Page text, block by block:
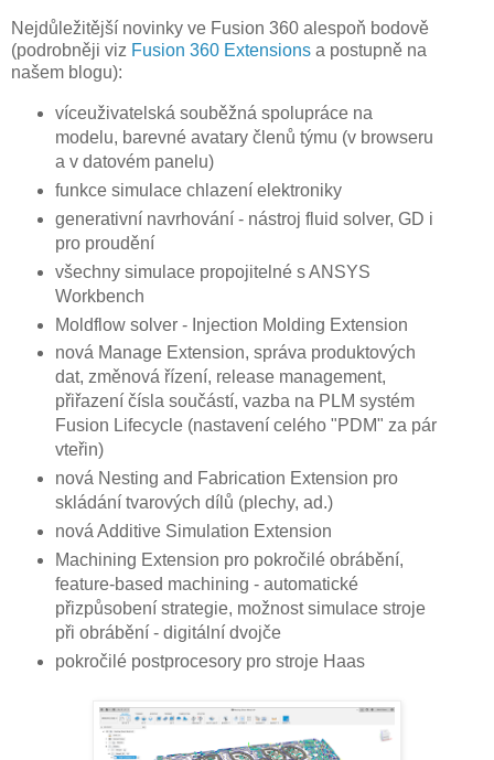
Nejdůležitější novinky ve Fusion 360 alespoň bodově
(podrobněji viz Fusion 360 Extensions a postupně na
našem blogu):
víceuživatelská souběžná spolupráce na
modelu, barevné avatary členů týmu (v browseru
a v datovém panelu)
funkce simulace chlazení elektroniky
generativní navrhování - nástroj fluid solver, GD i
pro proudění
všechny simulace propojitelné s ANSYS
Workbench
Moldflow solver - Injection Molding Extension
nová Manage Extension, správa produktových
dat, změnová řízení, release management,
přiřazení čísla součástí, vazba na PLM systém
Fusion Lifecycle (nastavení celého "PDM" za pár
vteřin)
nová Nesting and Fabrication Extension pro
skládání tvarových dílů (plechy, ad.)
nová Additive Simulation Extension
Machining Extension pro pokročilé obrábění,
feature-based machining - automatické
přizpůsobení strategie, možnost simulace stroje
při obrábění - digitální dvojče
pokročilé postprocesory pro stroje Haas